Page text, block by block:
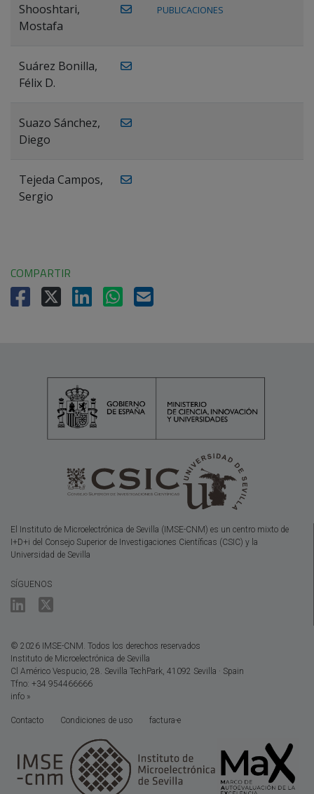
Shooshtari,
Mostafa
PUBLICACIONES
Suárez Bonilla,
Félix D.
Suazo Sánchez,
Diego
Tejeda Campos,
Sergio
COMPARTIR
El Instituto de Microelectrónica de Sevilla (IMSE-CNM) es un centro mixto de
I+D+i del Consejo Superior de Investigaciones Científicas (CSIC) y la
Universidad de Sevilla
SÍGUENOS
© 2026 IMSE-CNM. Todos los derechos reservados
Instituto de Microelectrónica de Sevilla
Cl Américo Vespucio, 28. Sevilla TechPark, 41092 Sevilla · Spain
Tfno: +34 954466666
info »
Contacto Condiciones de uso factura-e